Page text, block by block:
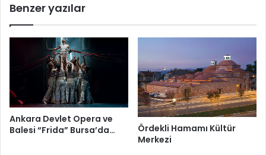
Benzer yazılar
Ankara Devlet Opera ve
Balesi “Frida” Bursa’da…
Ördekli Hamamı Kültür
Merkezi